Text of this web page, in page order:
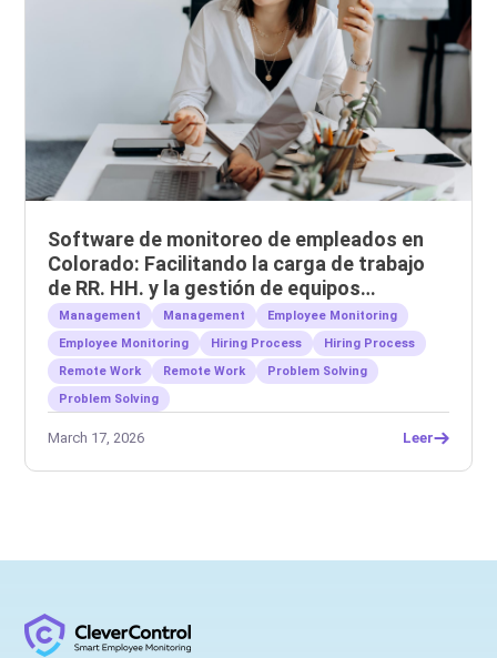
Software de monitoreo de empleados en
Colorado: Facilitando la carga de trabajo
de RR. HH. y la gestión de equipos
remotos.
Management Management
Employee Monitoring
Employee Monitoring
Hiring Process
Hiring Process
Remote Work
Remote Work
Problem Solving
Problem Solving
March 17, 2026 Leer